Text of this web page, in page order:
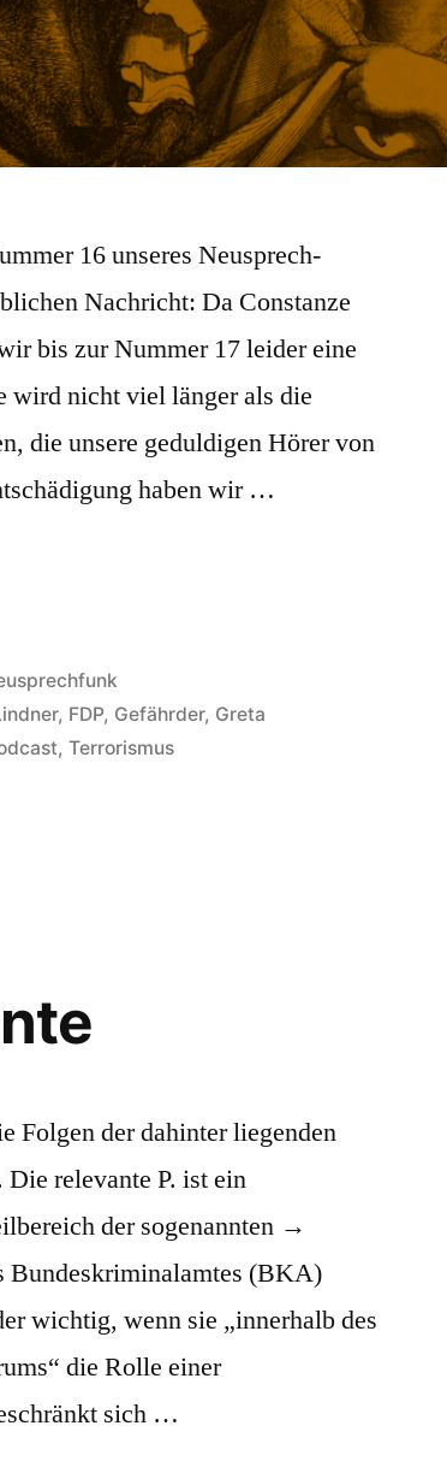
16 unseres Neusprech-
Nachricht: Da Constanze
bis zur Nummer 17 leider eine
wird nicht viel länger als die
die unsere geduldigen Hörer von
haben wir …
, FDP, Gefährder, Greta
,Terrorismus
Folgen der dahinter liegenden
relevante P. ist ein
der sogenannten →
Bundeskriminalamtes (BKA)
wichtig, wenn sie „innerhalb des
die Rolle einer
sich …